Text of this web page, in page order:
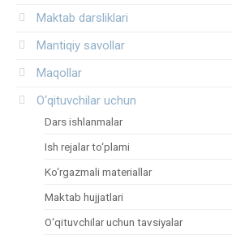
Maktab darsliklari
Mantiqiy savollar
Maqollar
O‘qituvchilar uchun
Dars ishlanmalar
Ish rejalar to‘plami
Ko‘rgazmali materiallar
Maktab hujjatlari
O‘qituvchilar uchun tavsiyalar